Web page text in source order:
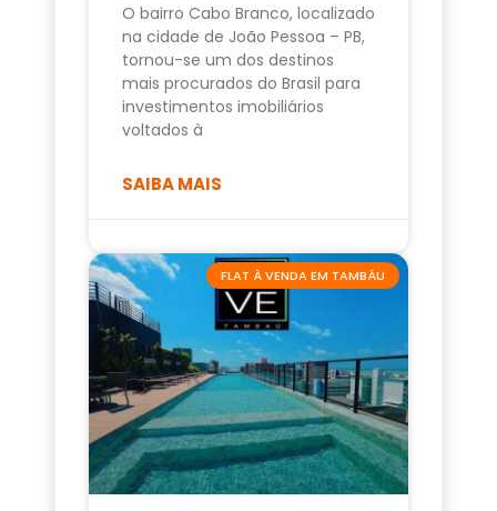
O bairro Cabo Branco, localizado
na cidade de João Pessoa – PB,
tornou-se um dos destinos
mais procurados do Brasil para
investimentos imobiliários
voltados à
SAIBA MAIS
FLAT À VENDA EM TAMBÁU